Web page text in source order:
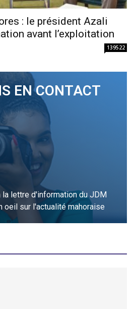
: le président Azali
avant l’exploitation
139522
EN CONTACT
lettre d'information du JDM
oeil sur l'actualité mahoraise